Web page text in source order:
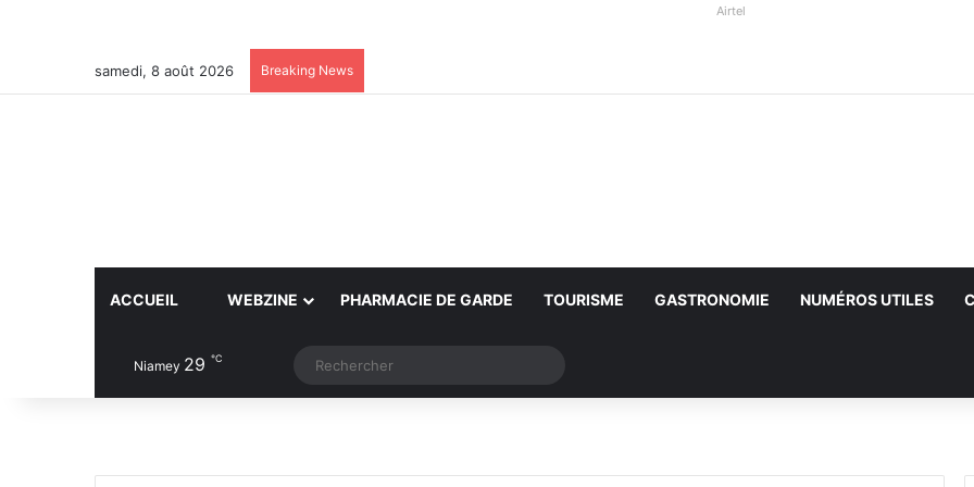
Airtel
samedi, 8 août 2026 Breaking News
ACCUEIL WEBZINE PHARMACIE DE GARDE TOURISME GASTRONOMIE NUMÉROS UTILES
Niamey 29 ℃ Article Aléatoire
Switch skin